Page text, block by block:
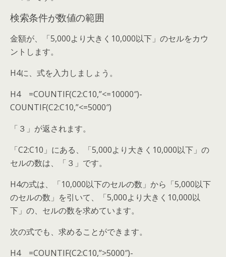
検索条件が数値の範囲
金額が、「5,000より大きく10,000以下」のセルをカウ
ントします。
H4に、式を入力しましょう。
H4 =COUNTIF(C2:C10,”<=10000″)-
COUNTIF(C2:C10,”<=5000″)
「３」が返されます。
「C2:C10」にある、「5,000より大きく10,000以下」の
セルの数は、「３」です。
H4の式は、「10,000以下のセルの数」から「5,000以下
のセルの数」を引いて、「5,000より大きく10,000以
下」の、セルの数を求めています。
次の式でも、求めることができます。
H4 =COUNTIF(C2:C10,”>5000″)-